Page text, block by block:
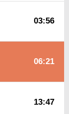
03:56
06:21
13:47